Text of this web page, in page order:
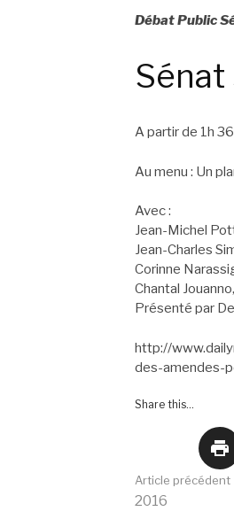
Débat Public
A partir de 1h
Au menu : Un
Avec :
Jean-Michel
Jean-Charles
Corinne
Chantal
Présenté par
http://
des-amendes-
Share this...
Lire
Article précédent
2016